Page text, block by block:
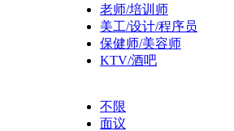
老师/培训师
美工/设计/程序员
保健师/美容师
KTV/酒吧
不限
面议